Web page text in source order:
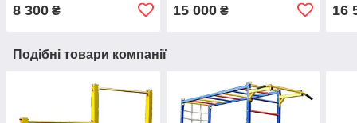
8 300 ₴ 15 000₴ 16
Подібні товари компанії